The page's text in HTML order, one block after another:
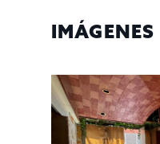
¡No pierdas la
IMÁGENES